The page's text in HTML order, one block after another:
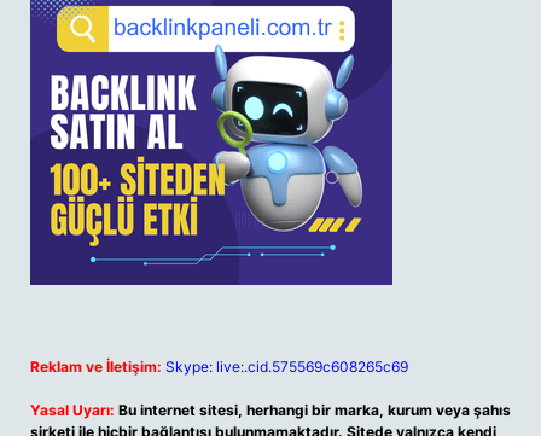
Reklam ve İletişim: Skype: live:.cid.575569c608265c69
Yasal Uyarı: Bu internet sitesi, herhangi bir marka, kurum veya şahıs
şirketi ile hiçbir bağlantısı bulunmamaktadır. Sitede yalnızca kendi